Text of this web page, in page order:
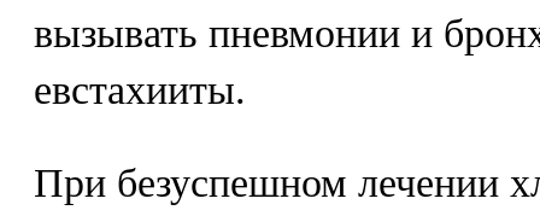
вызывать пневмонии и
евстахииты.
При безуспешном лечении